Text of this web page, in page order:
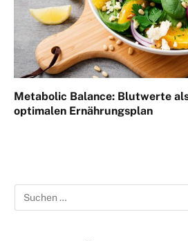
Metabolic Balance: Blutwerte
optimalen Ernährungsplan